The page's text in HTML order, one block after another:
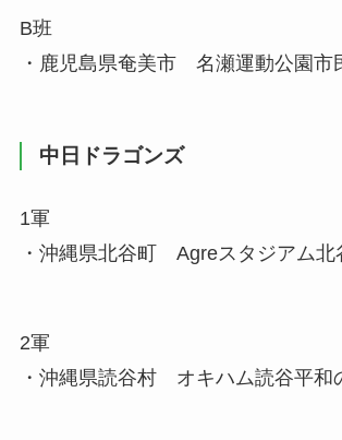
B班
・鹿児島県奄美市 名瀬運動公園市
中日ドラゴンズ
1軍
・沖縄県北谷町 Agreスタジアム北
2軍
・沖縄県読谷村 オキハム読谷平和